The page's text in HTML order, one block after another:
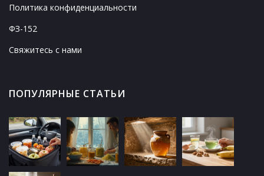
Политика конфиденциальности
ФЗ-152
Свяжитесь с нами
ПОПУЛЯРНЫЕ СТАТЬИ